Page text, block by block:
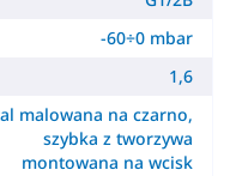
-60÷0 mbar
1,6
malowana na czarno,
szybka z tworzywa
montowana na wcisk